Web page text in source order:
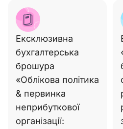
Ексклюзивна
бухгалтерська
брошура
«Облікова політика
& первинка
неприбуткової
організації: